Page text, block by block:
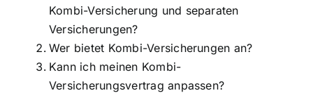
Kombi-Versicherung und separaten
Versicherungen?
Wer bietet Kombi-Versicherungen an?
Kann ich meinen Kombi-
Versicherungsvertrag anpassen?